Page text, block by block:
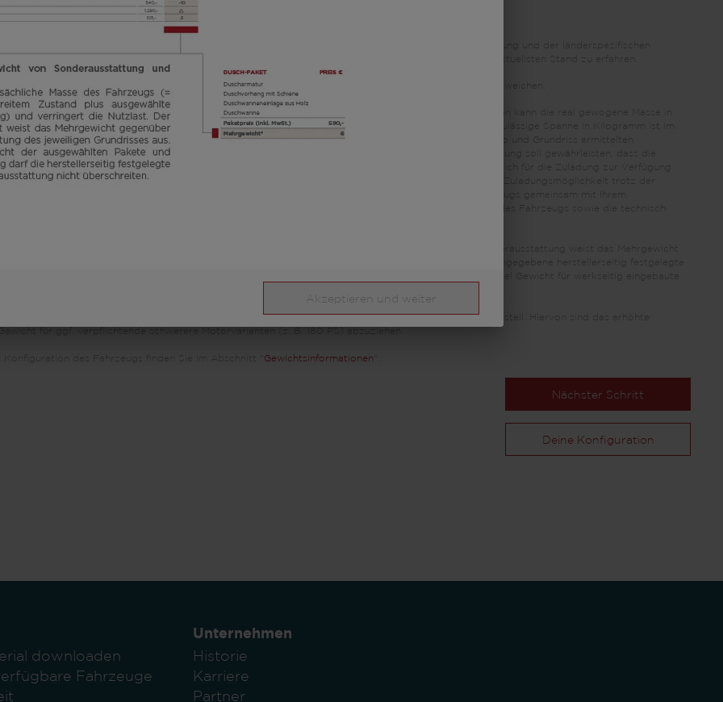
einen örtlichen Händler nach den für das jeweilige Land geltenden Preisen zu fragen, um den aktuellsten Stand zu erfahren.
Illustrationszwecken. Sie können von anderen Modellen oder Ausstattungsvarianten stammen und abweichen.
um einen im Typgenehmigungsverfahren festgelegten Standardwert. Aufgrund von Fertigungstoleranzen kann die real gewogene Masse in
von bis zu ± 5 % der Masse in fahrbereitem Zustand sind rechtlich zulässig und möglich. Die zulässige Spanne in Kilogramm ist im
Bei der herstellerseitig festgelegten Masse für Sonderausstattung handelt es sich um einen für jeden Typ und Grundriss ermittelten
eingebaute Sonderausstattung maximal zur Verfügung steht. Die Begrenzung der Sonderausstattung soll gewährleisten, dass die
und nachträglich eingebautes Zubehör, bei den von LMC ausgelieferten Fahrzeugen auch tatsächlich für die Zuladung zur Verfügung
am Bandende ermittelt werden. Sollte die Wiegung im Ausnahmefall ergeben, dass die tatsächliche Zuladungsmöglichkeit trotz der
Sonderausstattung. Die Erhöhung ergibt sich aus der höheren Nutzlast durch das alternative Fahrgestell. Hiervon sind das erhöhte
Gewichtsinformationen
Nächster Schritt
Deine Konfiguration
downloaden
Fahrzeuge
Unternehmen
Historie
Karriere
Partner
Akzeptieren und weiter